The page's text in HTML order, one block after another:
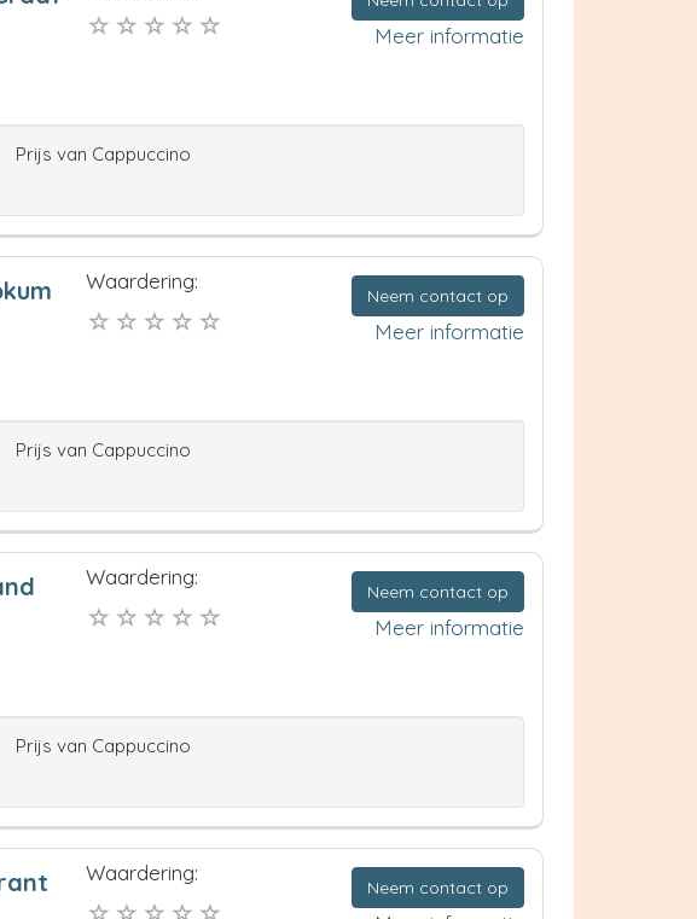
Meer informatie
Prijs van Cappuccino
Waardering:
Neem contact op
Meer informatie
Prijs van Cappuccino
Waardering:
Neem contact op
Meer informatie
Prijs van Cappuccino
Waardering:
Neem contact op